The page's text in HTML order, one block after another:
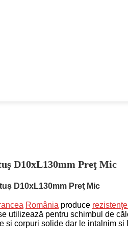
D10xL130mm Preţ Mic
D10xL130mm Preţ Mic
România produce
utilizează pentru schimbul de
corpuri solide dar le intalnim